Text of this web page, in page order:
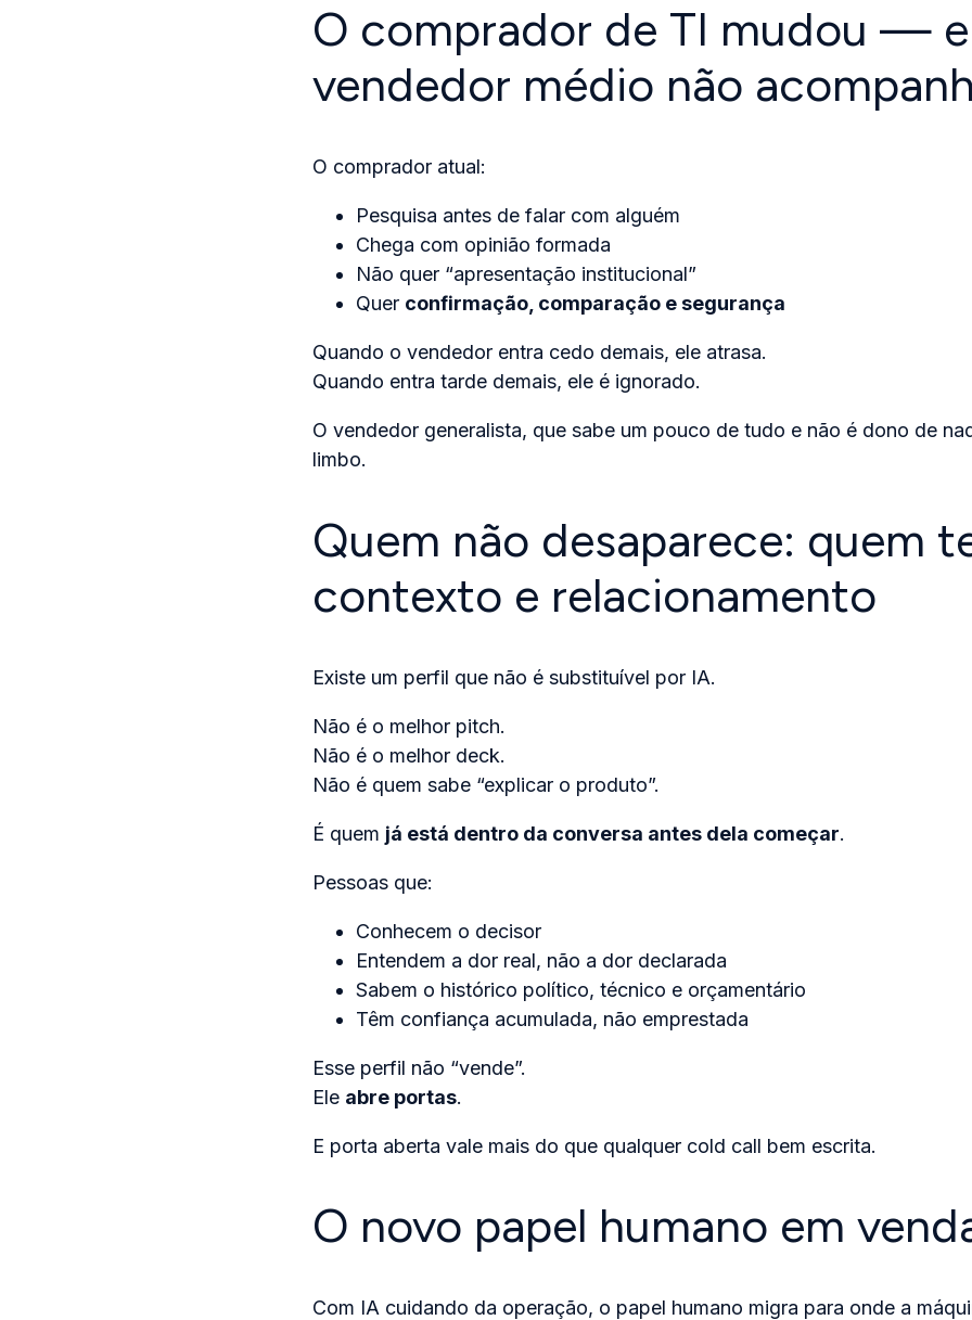
O comprador de TI mudou —
vendedor médio não
O comprador atual:
Pesquisa antes de falar com alguém
Chega com opinião formada
Não quer “apresentação institucional”
Quer confirmação, comparação e segurança
Quando o vendedor entra cedo demais, ele atrasa.
Quando entra tarde demais, ele é ignorado.
O vendedor generalista, que sabe um pouco de tudo e não é dono de
limbo.
Quem não desaparece: quem
contexto e relacionamento
Existe um perfil que não é substituível por IA.
Não é o melhor pitch.
Não é o melhor deck.
Não é quem sabe “explicar o produto”.
É quem já está dentro da conversa antes dela começar.
Pessoas que:
Conhecem o decisor
Entendem a dor real, não a dor declarada
Sabem o histórico político, técnico e orçamentário
Têm confiança acumulada, não emprestada
Esse perfil não “vende”.
Ele abre portas.
E porta aberta vale mais do que qualquer cold call bem escrita.
O novo papel humano em
Com IA cuidando da operação, o papel humano migra para onde a